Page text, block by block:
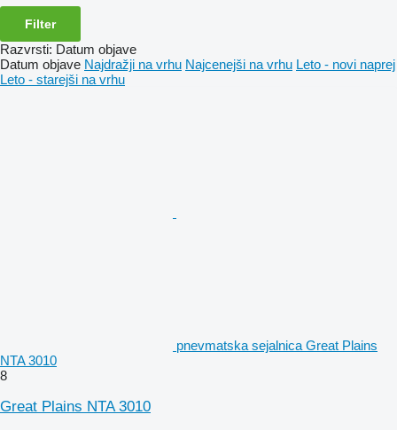
Filter
Razvrsti: Datum objave
Datum objave Najdražji na vrhu Najcenejši na vrhu Leto - novi naprej
Leto - starejši na vrhu
pnevmatska sejalnica Great Plains
NTA 3010
8
Great Plains NTA 3010